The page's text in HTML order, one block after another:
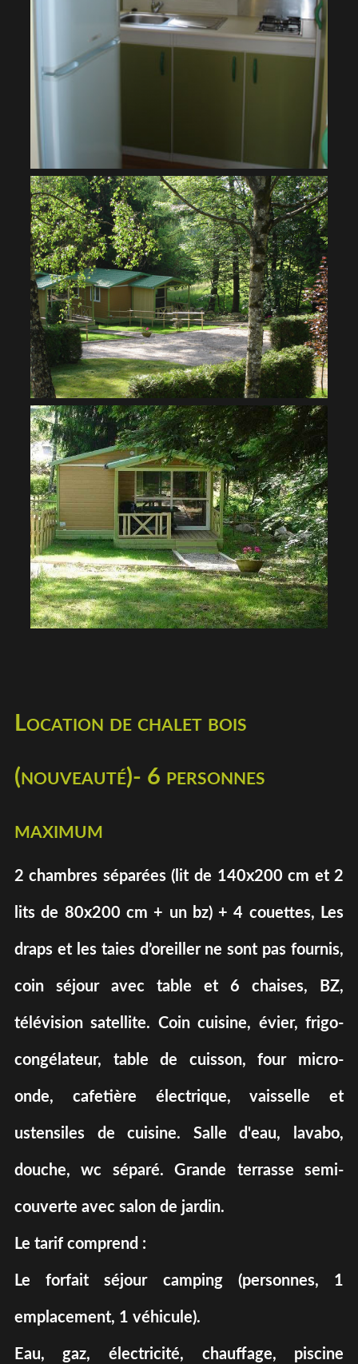
Location de chalet bois
(nouveauté)- 6 personnes
maximum
2 chambres séparées (lit de 140x200 cm et 2
lits de 80x200 cm + un bz) + 4 couettes, Les
draps et les taies d’oreiller ne sont pas fournis,
coin séjour avec table et 6 chaises, BZ,
télévision satellite. Coin cuisine, évier, frigo-
congélateur, table de cuisson, four micro-
onde, cafetière électrique, vaisselle et
ustensiles de cuisine. Salle d'eau, lavabo,
douche, wc séparé. Grande terrasse semi-
couverte avec salon de jardin.
Le tarif comprend :
Le forfait séjour camping (personnes, 1
emplacement, 1 véhicule).
Eau, gaz, électricité, chauffage, piscine